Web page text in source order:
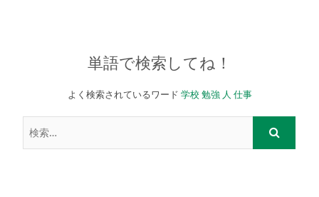
単語で検索してね！
よく検索されているワード 学校 勉強 人 仕事